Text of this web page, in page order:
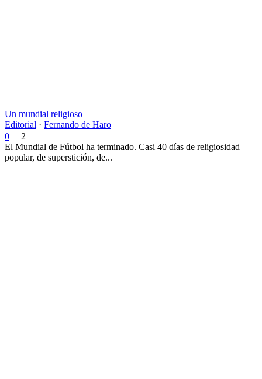
Un mundial religioso
Editorial · Fernando de Haro
0
2
El Mundial de Fútbol ha terminado. Casi 40 días de religiosidad
popular, de superstición, de...